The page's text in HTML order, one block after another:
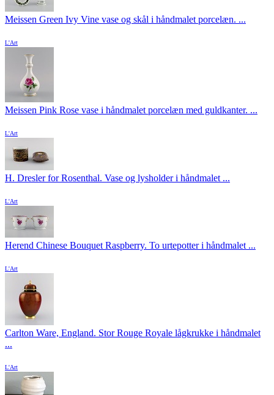
Meissen Green Ivy Vine vase og skål i håndmalet porcelæn. ...
L'Art
Meissen Pink Rose vase i håndmalet porcelæn med guldkanter. ...
L'Art
H. Dresler for Rosenthal. Vase og lysholder i håndmalet ...
L'Art
Herend Chinese Bouquet Raspberry. To urtepotter i håndmalet ...
L'Art
Carlton Ware, England. Stor Rouge Royale lågkrukke i håndmalet
...
L'Art